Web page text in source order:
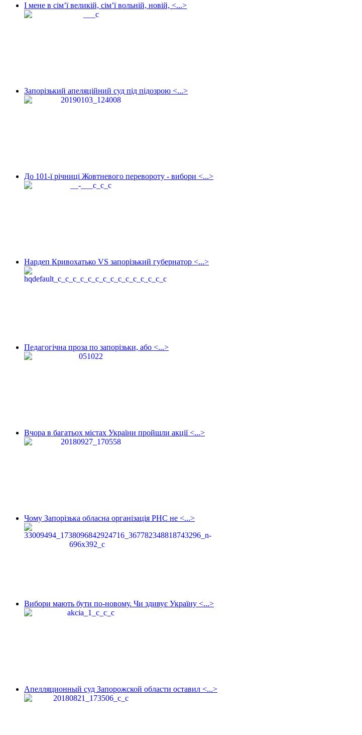
І мене в сім’ї великій, сім’ї вольній, новій, <...>
Запорізький апеляційний суд під підозрою <...>
До 101-ї річниці Жовтневого перевороту - вибори <...>
Нардеп Кривохатько VS запорізький губернатор <...>
Педагогічна проза по запорізьки, або <...>
Вчора в багатьох містах України пройшли акції <...>
Чому Запорізька обласна організація РНС не <...>
Вибори мають бути по-новому. Чи здивує Україну <...>
Апелляционный суд Запорожской области оставил <...>